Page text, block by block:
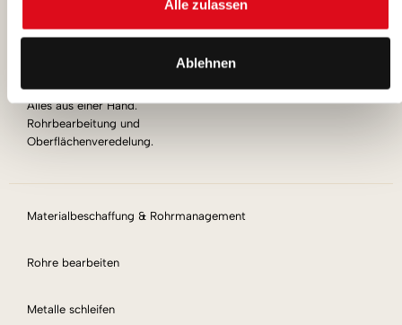
Alle zulassen
Ablehnen
Fax: 023 77 - 91 83-40
Alles aus einer Hand.
Rohrbearbeitung und
Oberflächenveredelung.
Materialbeschaffung & Rohrmanagement
Rohre bearbeiten
Metalle schleifen